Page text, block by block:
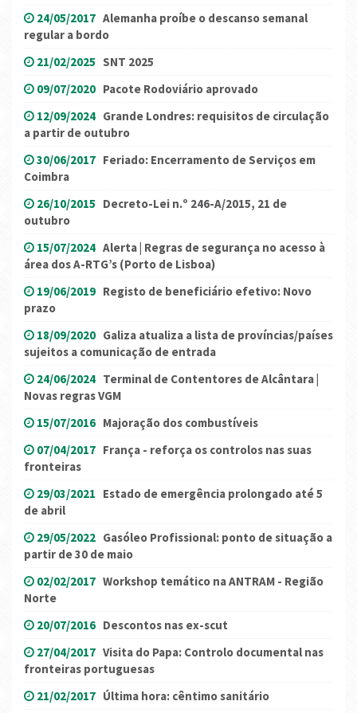
24/05/2017 Alemanha proíbe o descanso semanal
regular a bordo
21/02/2025 SNT 2025
09/07/2020 Pacote Rodoviário aprovado
12/09/2024 Grande Londres: requisitos de circulação
a partir de outubro
30/06/2017 Feriado: Encerramento de Serviços em
Coimbra
26/10/2015 Decreto-Lei n.º 246-A/2015, 21 de
outubro
15/07/2024 Alerta | Regras de segurança no acesso à
área dos A-RTG’s (Porto de Lisboa)
19/06/2019 Registo de beneficiário efetivo: Novo
prazo
18/09/2020 Galiza atualiza a lista de províncias/países
sujeitos a comunicação de entrada
24/06/2024 Terminal de Contentores de Alcântara |
Novas regras VGM
15/07/2016 Majoração dos combustíveis
07/04/2017 França - reforça os controlos nas suas
fronteiras
29/03/2021 Estado de emergência prolongado até 5
de abril
29/05/2022 Gasóleo Profissional: ponto de situação a
partir de 30 de maio
02/02/2017 Workshop temático na ANTRAM - Região
Norte
20/07/2016 Descontos nas ex-scut
27/04/2017 Visita do Papa: Controlo documental nas
fronteiras portuguesas
21/02/2017 Última hora: cêntimo sanitário